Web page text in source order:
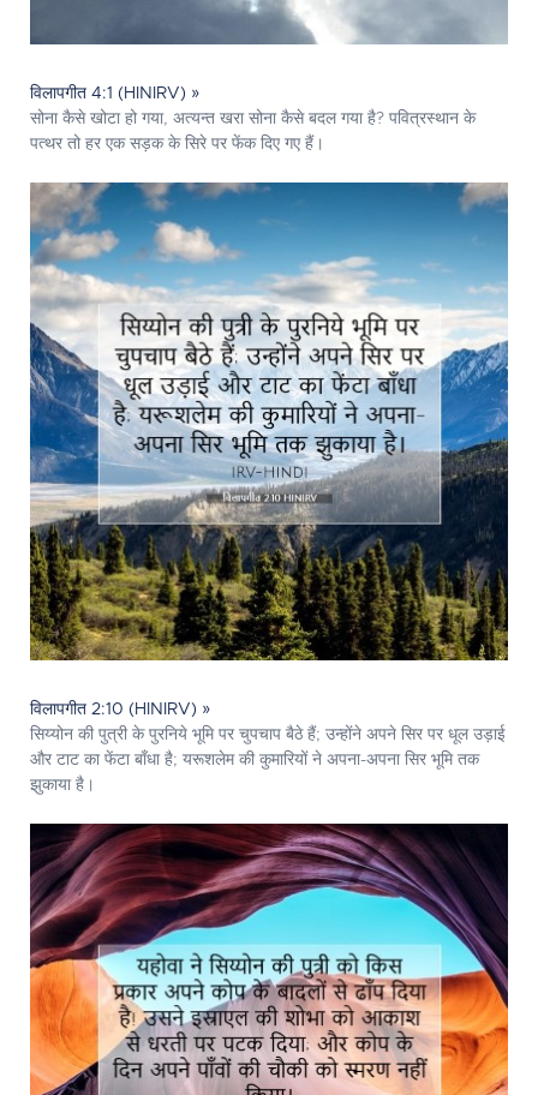
विलापगीत 4:1 (HINIRV) »
सोना कैसे खोटा हो गया, अत्यन्त खरा सोना कैसे बदल गया है? पवित्रस्‍थान के
पत्थर तो हर एक सड़क के सिरे पर फेंक दिए गए हैं।
विलापगीत 2:10 (HINIRV) »
सिय्योन की पुत्री के पुरनिये भूमि पर चुपचाप बैठे हैं; उन्होंने अपने सिर पर धूल उड़ाई
और टाट का फेंटा बाँधा है; यरूशलेम की कुमारियों ने अपना-अपना सिर भूमि तक
झुकाया है।